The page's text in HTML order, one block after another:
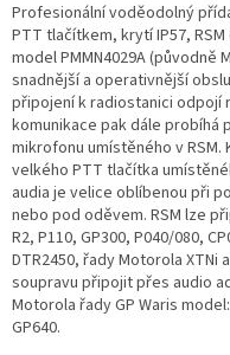
Profesionální voděodolný
PTT tlačítkem, krytí IP57,
model PMMN4029A (původně
snadnější a operativnější
připojení k radiostanici
komunikace pak dále
mikrofonu umístěného v
velkého PTT tlačítka
audia je velice oblíbenou při
nebo pod oděvem. RSM lze
R2, P110, GP300, P040/080,
DTR2450, řady Motorola XTNi
soupravu připojit přes audio
Motorola řady GP Waris
GP640.